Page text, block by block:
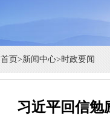
首页>新闻中心>时政要闻
习近平回信勉